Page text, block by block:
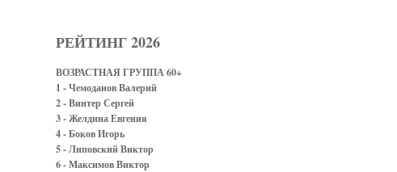
РЕЙТИНГ 2026
ВОЗРАСТНАЯ ГРУППА 60+
1 - Чемоданов Валерий
2 - Винтер Сергей
3 - Желдина Евгения
4 - Боков Игорь
5 - Липовский Виктор
6 - Максимов Виктор